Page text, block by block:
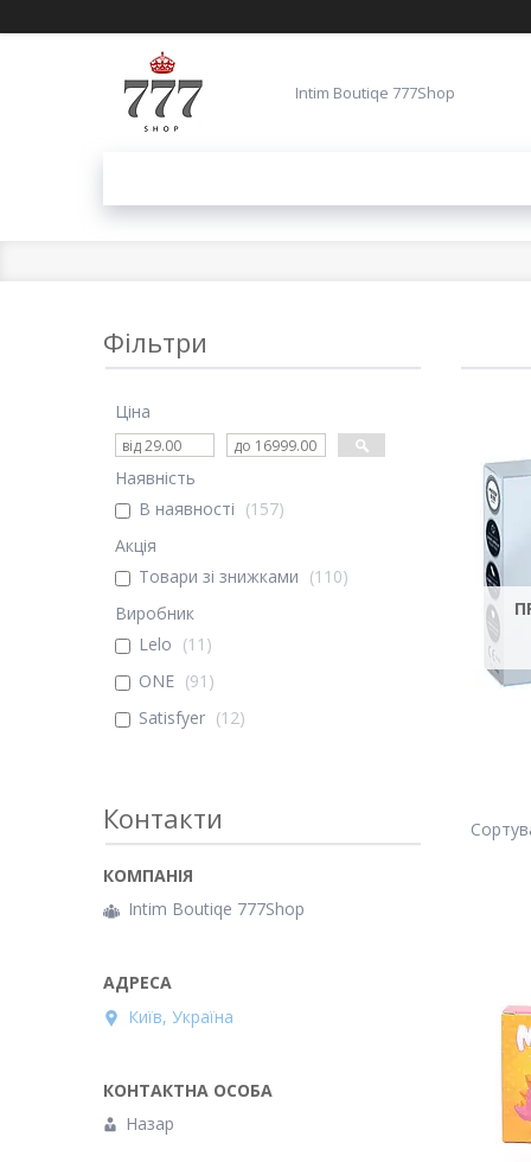
Intim Boutiqe 777Shop
Фільтри
Ціна
Наявність
В наявності
157
Акція
Товари зі знижками
110
Виробник
Lelo
11
ONE
91
Satisfyer
12
Контакти
Intim Boutiqe 777Shop
Київ, Україна
Назар